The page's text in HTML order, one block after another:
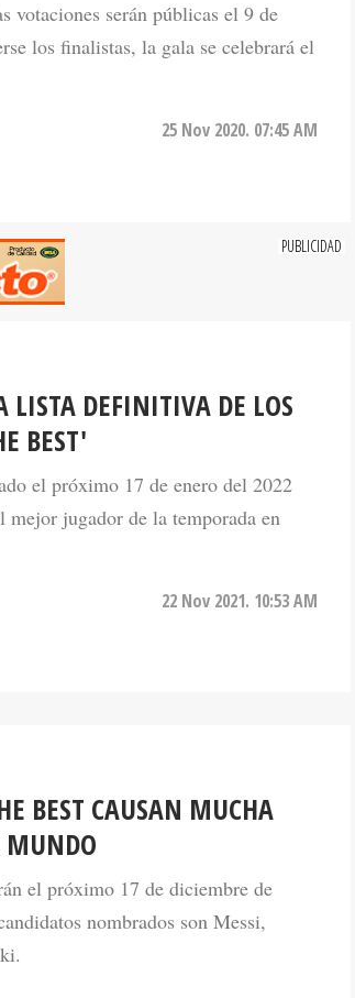
votaciones serán públicas el 9 de
los finalistas, la gala se celebrará el
25 Nov 2020. 07:45 AM
DEFINITIVA DE LOS
BEST'
el próximo 17 de enero del 2022
jugador de la temporada en
BEST CAUSAN MUCHA
MUNDO
el próximo 17 de diciembre de
nombrados son Messi,